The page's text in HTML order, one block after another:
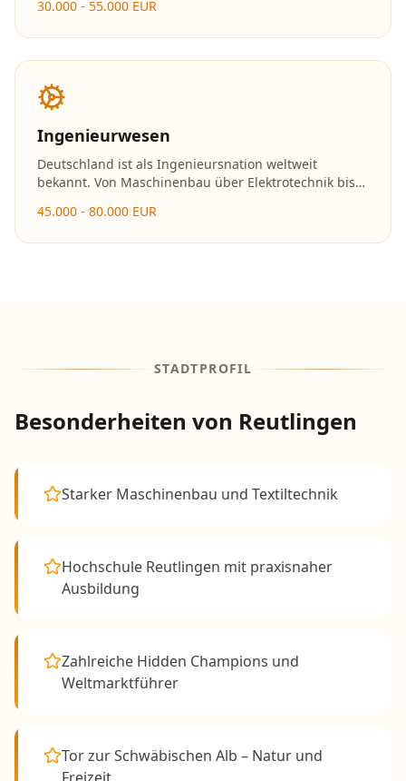
Die Nachfrage nach Fachkräften in Kitas, Schulen und
30.000 - 55.000 EUR
Ingenieurwesen
Deutschland ist als Ingenieursnation weltweit
bekannt. Von Maschinenbau über Elektrotechnik bis
die Zukunft und gehören zu den bestbezahlten
45.000 - 80.000 EUR
STADTPROFIL
Besonderheiten von Reutlingen
Starker Maschinenbau und Textiltechnik
Hochschule Reutlingen mit praxisnaher
Ausbildung
Zahlreiche Hidden Champions und
Weltmarktführer
Tor zur Schwäbischen Alb – Natur und